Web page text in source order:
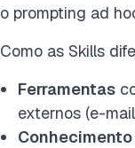
o prompting ad
Como as Skills
Ferramentas
externos (e-